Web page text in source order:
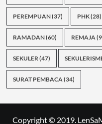
PEREMPUAN(37) PHK(28)
RAMADAN(60) REMAJA
SEKULER(47)
SURAT PEMBACA(34)
Copyright © 2019.